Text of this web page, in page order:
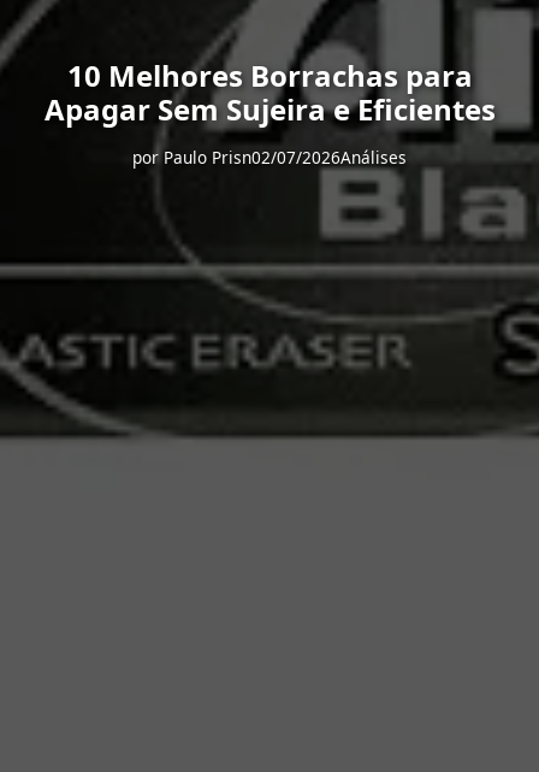
10 Melhores Borrachas para
Apagar Sem Sujeira e Eficientes
porPaulo Prisn02/07/2026Análises